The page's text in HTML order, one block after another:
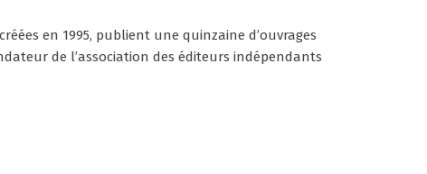
en 1995, publient une quinzaine d’ouvrages
de l’association des éditeurs indépendants